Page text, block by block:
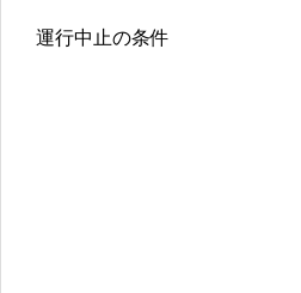
運行中止の条件